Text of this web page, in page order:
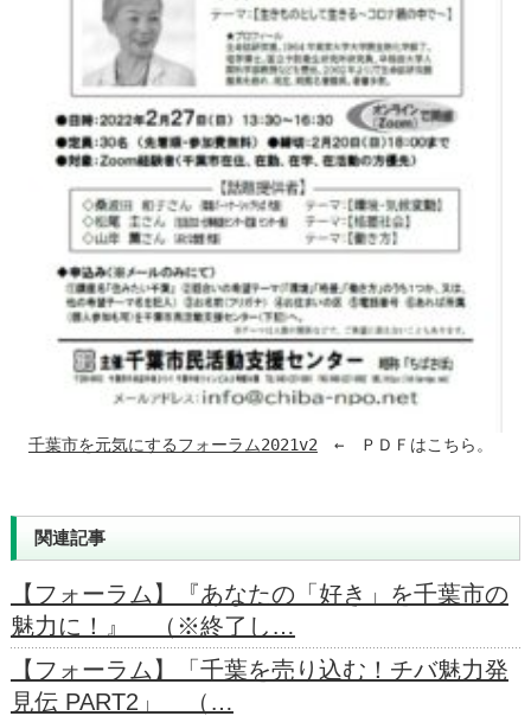
千葉市を元気にするフォーラム2021v2 ←　ＰＤＦはこちら。
関連記事
【フォーラム】『あなたの「好き」を千葉市の
魅力に！』 （※終了し…
【フォーラム】「千葉を売り込む！チバ魅力発
見伝 PART2」 （…